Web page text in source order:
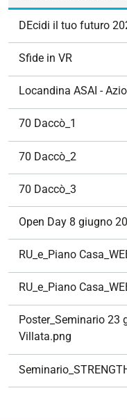
DEcidi il tuo futuro
Sfide in VR
Locandina ASAI -
70 Daccò_1
70 Daccò_2
70 Daccò_3
Open Day 8 giugno
RU_e_Piano
RU_e_Piano
Poster_Seminario 23
Villata.png